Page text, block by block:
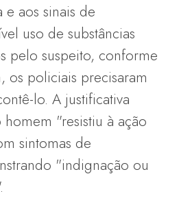
e aos sinais de
uso de substâncias
pelo suspeito, conforme
os policiais precisaram
lo. A justificativa
"resistiu à ação
sintomas de
"indignação ou